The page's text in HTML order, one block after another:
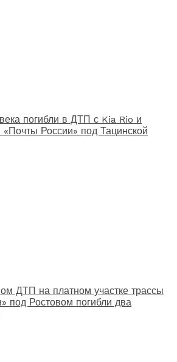
погибли в ДТП с Kia Rio и
России» под Тацинской
ДТП на платном участке трассы
под Ростовом погибли два